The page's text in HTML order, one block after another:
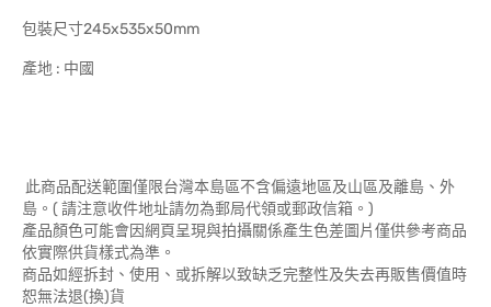
包裝尺寸245x535x50mm
產地 : 中國
此商品配送範圍僅限台灣本島區不含偏遠地區及山區及離島、外
島。( 請注意收件地址請勿為郵局代領或郵政信箱。)
產品顏色可能會因網頁呈現與拍攝關係產生色差圖片僅供參考商品
依實際供貨樣式為準。
商品如經拆封、使用、或拆解以致缺乏完整性及失去再販售價值時
恕無法退(換)貨